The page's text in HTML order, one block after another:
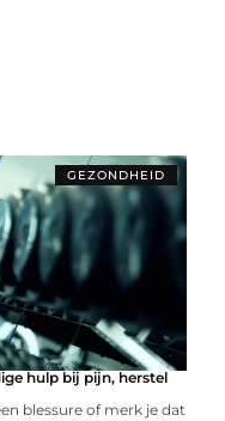
GEZONDHEID
hulp bij pijn, herstel
blessure of merk je dat